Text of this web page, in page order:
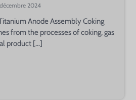
décembre 2024
Anode Assembly Coking
from the processes of coking, gas
product […]